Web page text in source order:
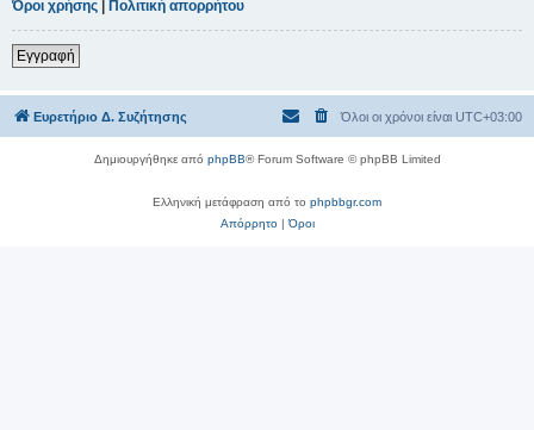
Όροι χρήσης | Πολιτική απορρήτου
Εγγραφή
Ευρετήριο Δ. Συζήτησης Όλοι οι χρόνοι είναι UTC+03:00
Δημιουργήθηκε από phpBB® Forum Software © phpBB Limited
Ελληνική μετάφραση από το phpbbgr.com
Απόρρητο|Όροι